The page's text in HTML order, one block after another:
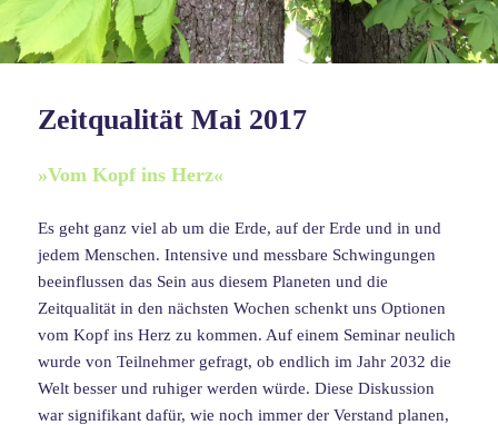
Zeitqualität Mai 2017
»Vom Kopf ins Herz«
Es geht ganz viel ab um die Erde, auf der Erde und in und
jedem Menschen. Intensive und messbare Schwingungen
beeinflussen das Sein aus diesem Planeten und die
Zeitqualität in den nächsten Wochen schenkt uns Optionen
vom Kopf ins Herz zu kommen. Auf einem Seminar neulich
wurde von Teilnehmer gefragt, ob endlich im Jahr 2032 die
Welt besser und ruhiger werden würde. Diese Diskussion
war signifikant dafür, wie noch immer der Verstand planen,